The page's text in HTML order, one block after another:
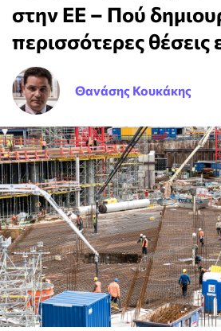
στην ΕΕ – Πού
περισσότερες θέσεις
Θανάσης Κουκάκης